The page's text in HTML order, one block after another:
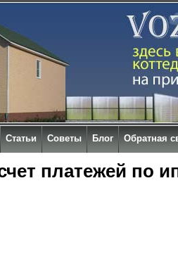
платежей по
Статьи Советы Блог Обратная